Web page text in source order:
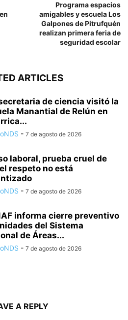
Programa espacios
amigables y escuela Los
Galpones de Pitrufquén
realizan primera feria de
seguridad escolar
ARTICLES
de ciencia visitó la
Manantial de Relún en
- 7 de agosto de 2026
laboral, prueba cruel de
respeto no está
- 7 de agosto de 2026
informa cierre preventivo
del Sistema
de Áreas...
- 7 de agosto de 2026
A REPLY